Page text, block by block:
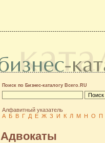
Поиск по Бизнес-каталогу Всего.RU
Алфавитный указатель
А Б В Г Д Е Ж З И К Л М Н О П
Адвокаты